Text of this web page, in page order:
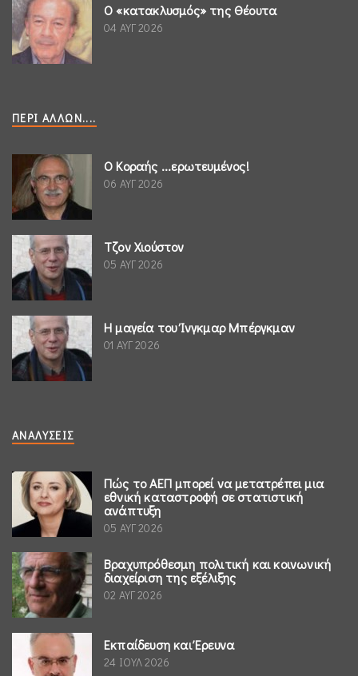
Ο «κατακλυσμός» της Θέουτα
04 ΑΥΓ 2026
ΠΕΡΊ ΆΛΛΩΝ....
Ο Κοραής ...ερωτευμένος!
06 ΑΥΓ 2026
Τζον Χιούστον
05 ΑΥΓ 2026
Η μαγεία του Ίνγκμαρ Μπέργκμαν
01 ΑΥΓ 2026
ΑΝΑΛΎΣΕΙΣ
Πώς το ΑΕΠ μπορεί να μετατρέπει μια
εθνική καταστροφή σε στατιστική
ανάπτυξη
05 ΑΥΓ 2026
Βραχυπρόθεσμη πολιτική και κοινωνική
διαχείριση της εξέλιξης
02 ΑΥΓ 2026
Εκπαίδευση και Έρευνα
24 ΙΟΥΛ 2026